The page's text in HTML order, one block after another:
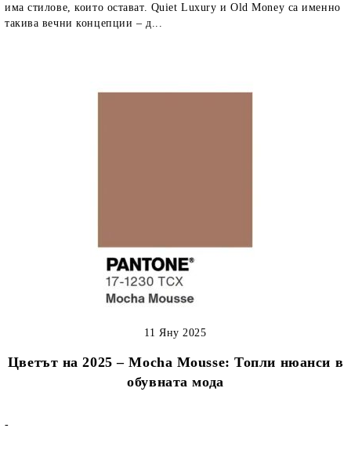
има стилове, които остават. Quiet Luxury и Old Money са именно
такива вечни концепции – д...
Цветът на 2025 – Mocha Mousse: Топли нюанси в
обувната мода
11 Яну 2025
-